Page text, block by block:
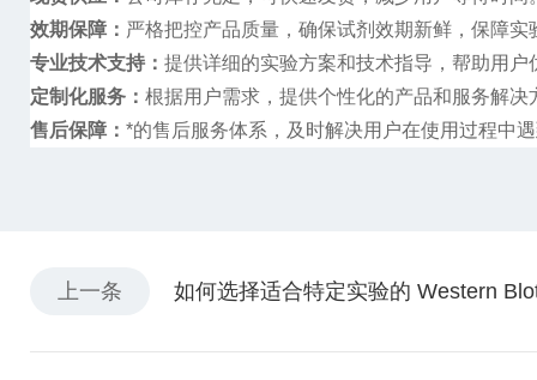
效期保障： 严格把控产品质量，确保试剂效期新鲜，保障实
专业技术支持： 提供详细的实验方案和技术指导，帮助用
定制化服务： 根据用户需求，提供个性化的产品和服务解决
售后保障： *的售后服务体系，及时解决用户在使用过程中
上一条 如何选择适合特定实验的 Western